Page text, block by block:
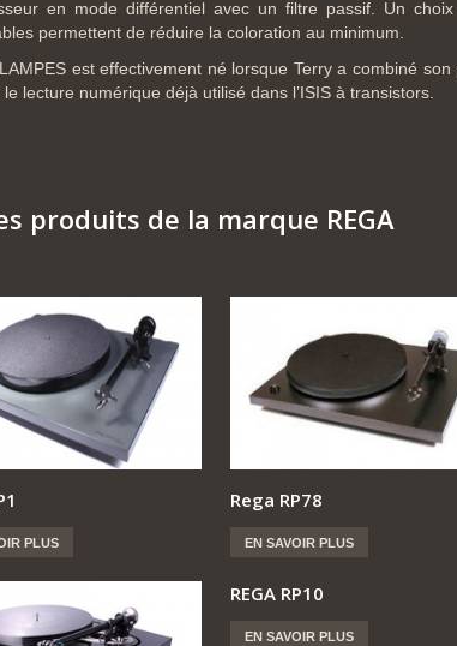
en mode différentiel avec un filtre passif. Un
permettent de réduire la coloration au minimum.
LAMPES est effectivement né lorsque Terry a combiné
lecture numérique déjà utilisé dans l’ISIS à transistors.
produits de la marque REGA
PLUS
Rega RP78
EN SAVOIR PLUS
REGA RP10
EN SAVOIR PLUS